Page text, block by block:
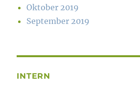
Oktober 2019
September 2019
INTERN